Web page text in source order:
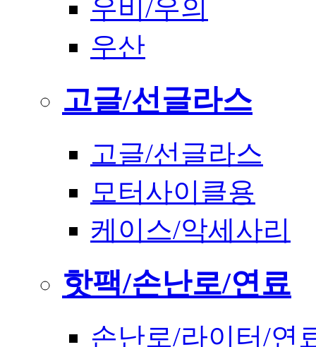
우비/우의
우산
고글/선글라스
고글/선글라스
모터사이클용
케이스/악세사리
핫팩/손난로/연료
손난로/라이터/연